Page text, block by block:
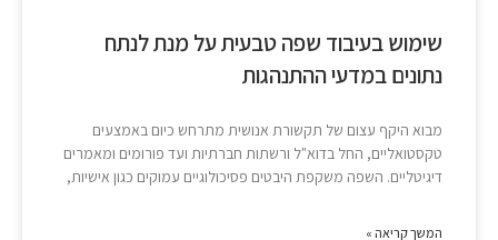
שימוש בעיבוד שפה טבעית על מנת לנתח
נתונים במדעי ההתנהגות
מבוא היקף עצום של תקשורת אנושית מתרחש כיום באמצעים
טקסטואליים, החל בדוא"ל ורשתות חברתיות ועד פורומים ומאמרים
דיגיטליים. השפה משקפת היבטים פסיכולוגיים עמוקים כגון אישיות,
המשך קריאה »